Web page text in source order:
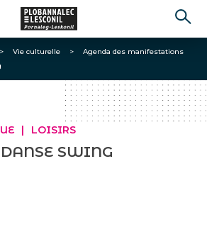
> Vie culturelle >
Agenda des manifestations
LOISIRS
SWING